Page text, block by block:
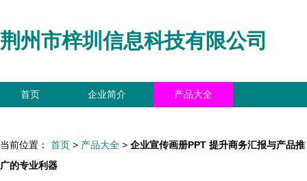
荆州市梓圳信息科技有限公司
首页 企业简介 产品大全
当前位置： 首页 > 产品大全 > 企业宣传画册PPT 提升商务汇报与产品推
广的专业利器